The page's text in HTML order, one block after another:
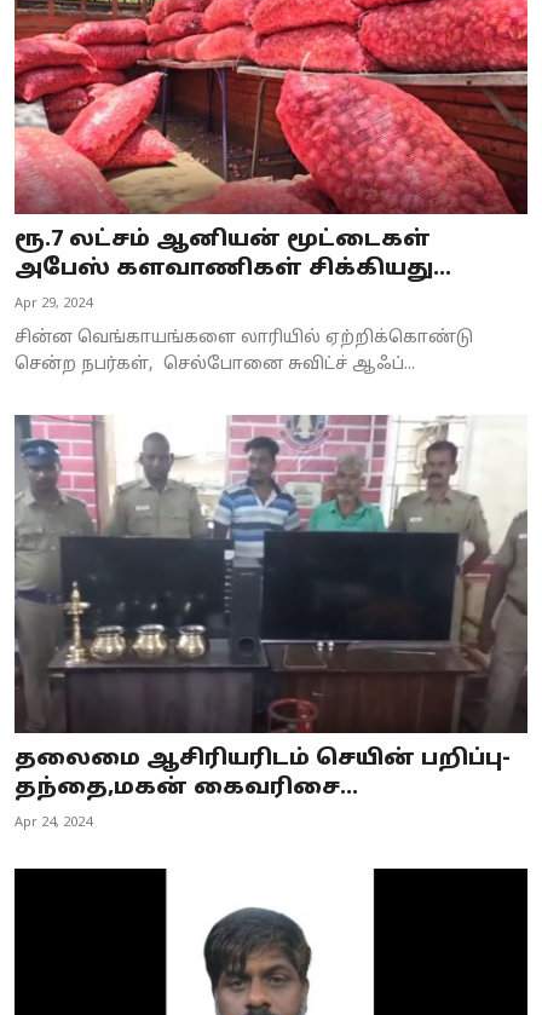
ரூ.7 லட்சம் ஆனியன் மூட்டைகள்
அபேஸ் களவாணிகள் சிக்கியது...
Apr 29, 2024
சின்ன வெங்காயங்களை லாரியில் ஏற்றிக்கொண்டு
சென்ற நபர்கள், செல்போனை சுவிட்ச் ஆஃப்...
தலைமை ஆசிரியரிடம் செயின் பறிப்பு-
தந்தை,மகன் கைவரிசை...
Apr 24, 2024